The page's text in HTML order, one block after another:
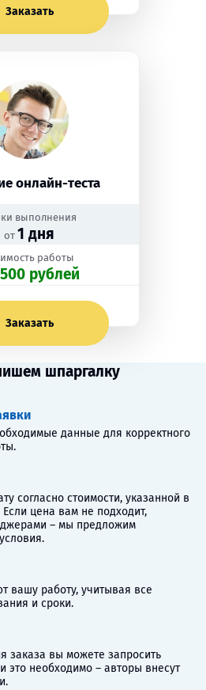
Заказать
онлайн-теста
выполнения
от 1 дня
работы
рублей
Заказать
шпаргалку
данные для корректного
согласно стоимости, указанной в
цена вам не подходит,
– мы предложим
вашу работу, учитывая все
и сроки.
заказа вы можете запросить
это необходимо – авторы внесут